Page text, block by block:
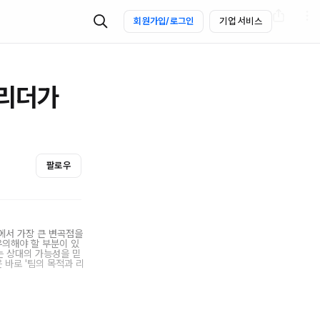
회원가입/로그인 기업 서비스
더가
팔로우
서 가장 큰 변곡점을
해야 할 부분이 있
상대의 가능성을 믿
로 '팀의 목적과 리